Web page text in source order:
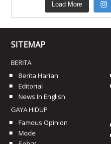
Load More
SITEMAP
BERITA
Berita Harian
Editorial
News In English
GAYA HIDUP
Famous Opinion
Mode